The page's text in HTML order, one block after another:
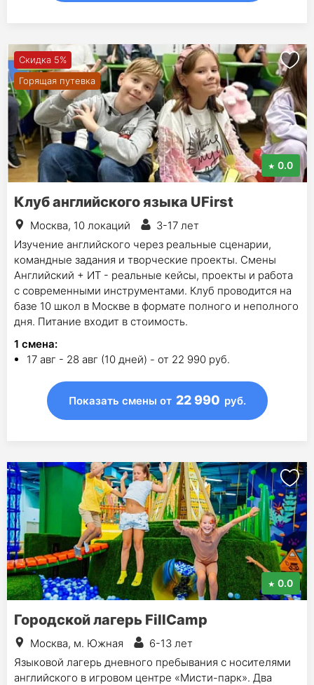
Скидка 5%
Горящая путевка
0.0
Клуб английского языка UFirst
Москва, 10 локаций
3-17 лет
Изучение английского через реальные сценарии,
командные задания и творческие проекты. Смены
Английский + ИТ - реальные кейсы, проекты и работа
с современными инструментами. Клуб проводится на
базе 10 школ в Москве в формате полного и неполного
дня. Питание входит в стоимость.
1 смена:
17 авг - 28 авг (10 дней) - от 22 990 руб.
Показать смены от 22 990 руб.
0.0
Городской лагерь FillCamp
Москва, м. Южная
6-13 лет
Языковой лагерь дневного пребывания с носителями
английского в игровом центре «Мисти-парк». Два